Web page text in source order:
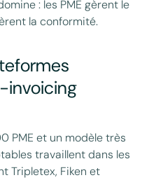
: les PME gèrent le
la conformité.
invoicing
PME et un modèle très
travaillent dans les
Tripletex, Fiken et